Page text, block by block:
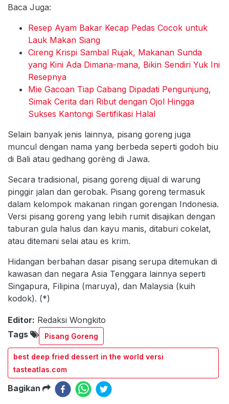
Baca Juga:
Resep Ayam Bakar Kecap Pedas Cocok untuk
Lauk Makan Siang
Cireng Krispi Sambal Rujak, Makanan Sunda
yang Kini Ada Dimana-mana, Bikin Sendiri Yuk Ini
Resepnya
Mie Gacoan Tiap Cabang Dipadati Pengunjung,
Simak Cerita dari Ribut dengan Ojol Hingga
Sukses Kantongi Sertifikasi Halal
Selain banyak jenis lainnya, pisang goreng juga
muncul dengan nama yang berbeda seperti godoh biu
di Bali atau gedhang gorèng di Jawa.
Secara tradisional, pisang goreng dijual di warung
pinggir jalan dan gerobak. Pisang goreng termasuk
dalam kelompok makanan ringan gorengan Indonesia.
Versi pisang goreng yang lebih rumit disajikan dengan
taburan gula halus dan kayu manis, ditaburi cokelat,
atau ditemani selai atau es krim.
Hidangan berbahan dasar pisang serupa ditemukan di
kawasan dan negara Asia Tenggara lainnya seperti
Singapura, Filipina (maruya), dan Malaysia (kuih
kodok). (*)
Editor: Redaksi Wongkito
Tags
Pisang Goreng
best deep fried dessert in the world versi
tasteatlas.com
Bagikan